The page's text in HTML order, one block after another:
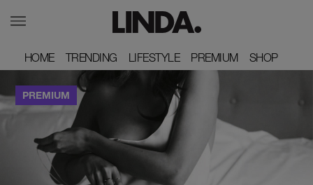
HOME
HOME TRENDING
TRENDING LIFESTYLE
LIFESTYLE PREMIUM
PREMIUM SHOP
SHOP